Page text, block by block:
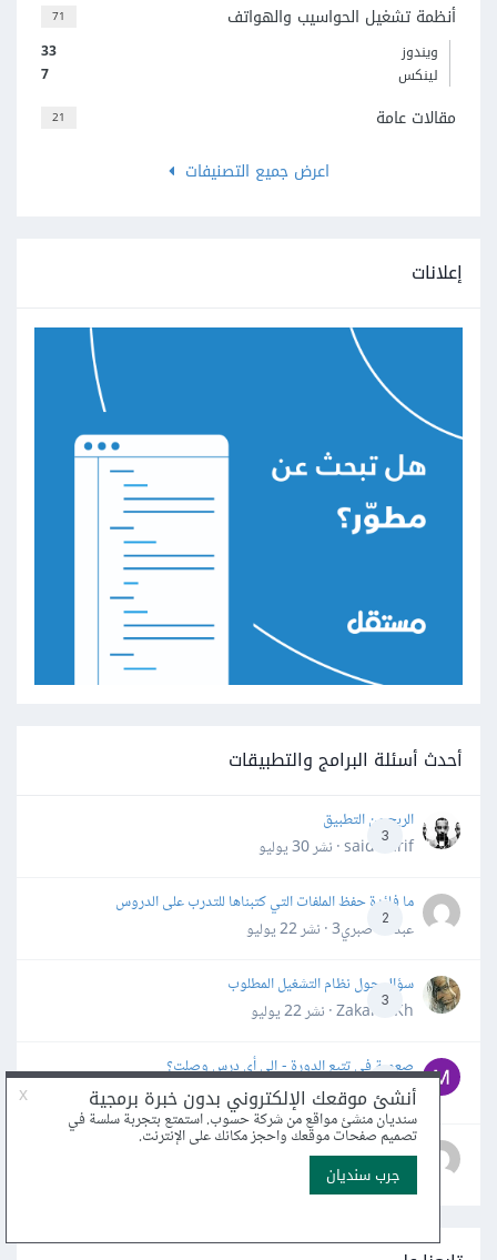
71 أنظمة تشغيل الحواسيب والهواتف
33
ويندوز
7
لينكس
21
مقالات عامة
اعرض جميع التصنيفات
إعلانات
أحدث أسئلة البرامج والتطبيقات
3
الربح من التطبيق
said darif · نشر
30 يوليو
2
ما فائدة حفظ الملفات التي كتبناها للتدرب على الدروس
عبدالله صبري3 · نشر
22 يوليو
3
سؤال حول نظام التشغيل المطلوب
Zakaria Kh · نشر
22 يوليو
2
صعوبة في تتبع الدورة - إلى أي درس وصلت؟
Mounzer Soufi · نشر
16 يونيو
ثورة الذكاء الاصطناعي في تطوير البرمجيات
Ahmed Hadi2 · نشر